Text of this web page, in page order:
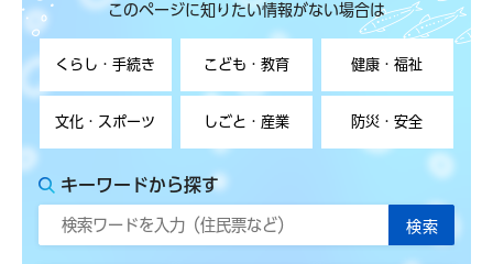
このページに知りたい情報がない場合は
くらし・手続き こども・教育 健康・福祉
文化・スポーツ しごと・産業 防災・安全
キーワードから探す